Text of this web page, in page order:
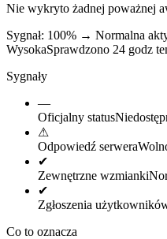
Nie wykryto żadnej poważnej
Sygnał: 100% → Normalna
WysokaSprawdzono 24 godz
Sygnały
—
Oficjalny status
⚠
Odpowiedź serwera
✔
Zewnętrzne wzmianki
✔
Zgłoszenia
Co to oznacza